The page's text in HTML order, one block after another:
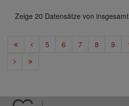
Zeige 20 Datensätze von
5 6 7 8 9